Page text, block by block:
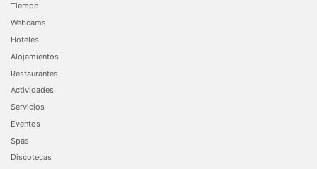
Tiempo
Webcams
Hoteles
Alojamientos
Restaurantes
Actividades
Servicios
Eventos
Spas
Discotecas